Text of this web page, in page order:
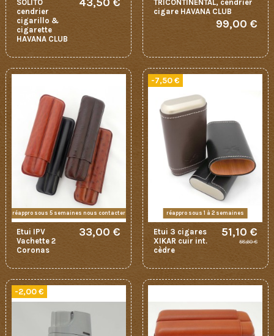
SOLITO
cendrier
cigarillo &
cigarette
HAVANA CLUB
TRICONTINENTAL, cendrier
cigare HAVANA CLUB
99,00 €
réappro sous 5 semaines nous contacter
Etui IPV
Vachette 2
Coronas
33,00 €
-7,50 €
réappro sous 1 à 2 semaines
Etui 3 cigares
XIKAR cuir int.
cèdre
51,10 €
58,60 €
-2,00 €